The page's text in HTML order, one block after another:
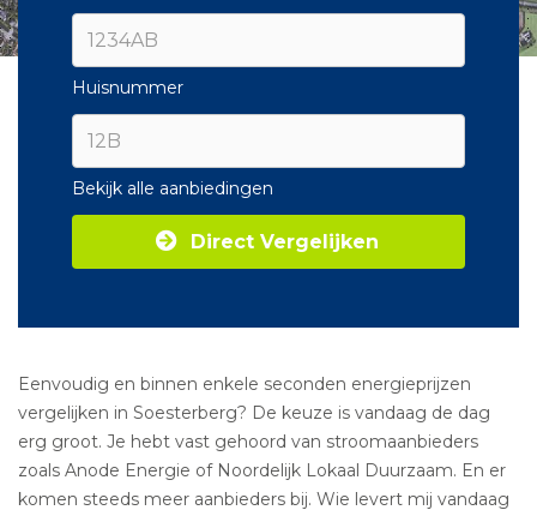
Huisnummer
Bekijk alle aanbiedingen
Direct Vergelijken
Eenvoudig en binnen enkele seconden energieprijzen
vergelijken in Soesterberg? De keuze is vandaag de dag
erg groot. Je hebt vast gehoord van stroomaanbieders
zoals Anode Energie of Noordelijk Lokaal Duurzaam. En er
komen steeds meer aanbieders bij. Wie levert mij vandaag